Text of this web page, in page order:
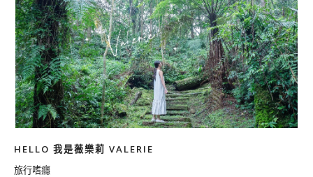
HELLO 我是薇樂莉 VALERIE
旅行嗜癮